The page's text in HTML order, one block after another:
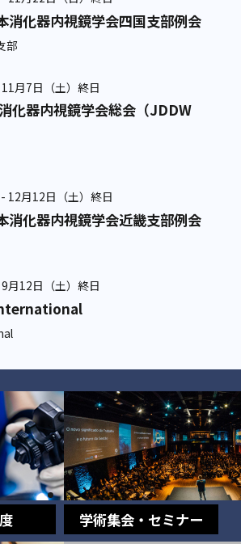
化器内視鏡学会四国支部例会
部
月7日（土）終日
化器内視鏡学会総会（JDDW
12月12日（土）終日
化器内視鏡学会近畿支部例会
月12日（土）終日
学術集会・セミナー